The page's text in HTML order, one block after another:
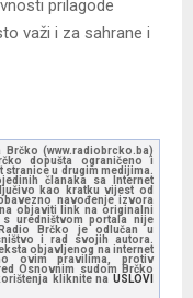
prilagode
važi i za sahrane i
(www.radiobrcko.ba)
dopušta ograničeno i
u drugim medijima.
članaka sa Internet
kao kratku vijest od
navođenje izvora
objaviti link na originalni
uredništvom portala nije
Brčko je odlučan u
i rad svojih autora.
objavljenog na internet
ovim pravilima, protiv
Osnovnim sudom Brčko
kliknite na USLOVI